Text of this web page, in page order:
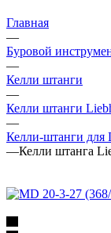
Главная
—
Буровой
—
Келли штанги
—
Келли штанги
—
Келли-штанги для
—Келли штанга